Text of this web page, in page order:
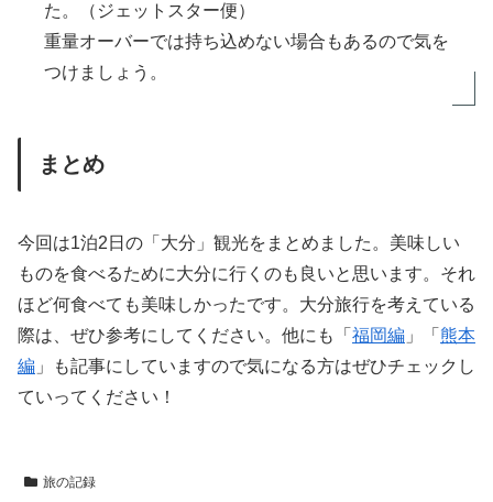
た。（ジェットスター便）
重量オーバーでは持ち込めない場合もあるので気を
つけましょう。
まとめ
今回は1泊2日の「大分」観光をまとめました。美味しい
ものを食べるために大分に行くのも良いと思います。それ
ほど何食べても美味しかったです。大分旅行を考えている
際は、ぜひ参考にしてください。他にも「 福岡編 」「 熊本
編 」も記事にしていますので気になる方はぜひチェックし
ていってください！
旅の記録